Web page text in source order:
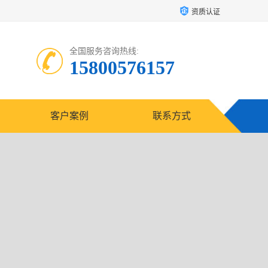
资质认证
全国服务咨询热线:
15800576157
客户案例 联系方式